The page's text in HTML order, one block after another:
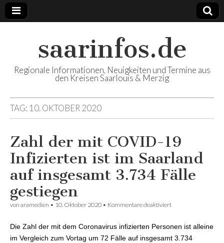
saarinfos.de
Regionale Informationen, Neuigkeiten und Termine aus
den Kreisen Saarlouis & Merzig
TAG: 10. OKTOBER 2020
Zahl der mit COVID-19
Infizierten ist im Saarland
auf insgesamt 3.734 Fälle
gestiegen
von aramedien • 10. Oktober 2020 • Kommentare deaktiviert
Saarland auf
insgesamt 3.734
Die Zahl der mit dem Coronavirus infizierten Personen ist alleine
im Vergleich zum Vortag um 72 Fälle auf insgesamt 3.734